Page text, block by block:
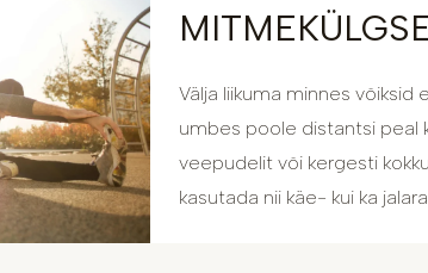
Välja liikuma minnes
umbes poole distantsi peal
veepudelit või kergesti
kasutada nii käe- kui ka